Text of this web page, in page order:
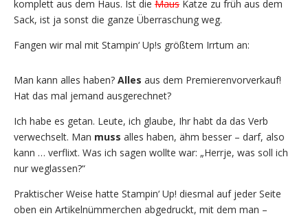
komplett aus dem Haus. Ist die Maus Katze zu früh aus dem
Sack, ist ja sonst die ganze Überraschung weg.
Fangen wir mal mit Stampin‘ Up!s größtem Irrtum an:
Man kann alles haben? Alles aus dem Premierenvorverkauf!
Hat das mal jemand ausgerechnet?
Ich habe es getan. Leute, ich glaube, Ihr habt da das Verb
verwechselt. Man muss alles haben, ähm besser – darf, also
kann … verflixt. Was ich sagen wollte war: „Herrje, was soll ich
nur weglassen?“
Praktischer Weise hatte Stampin‘ Up! diesmal auf jeder Seite
oben ein Artikelnümmerchen abgedruckt, mit dem man –